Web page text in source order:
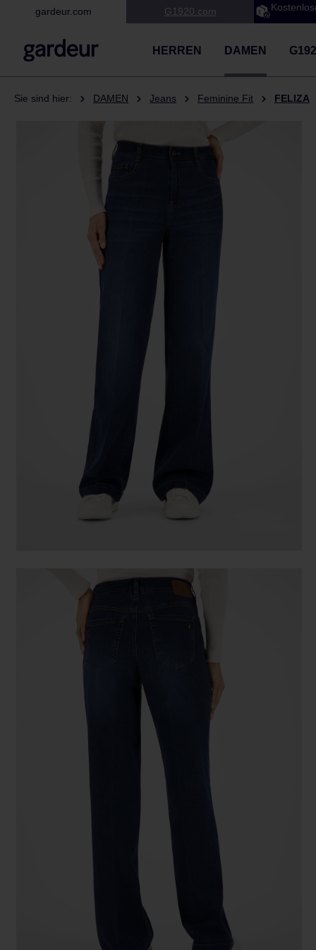
Hauptinhalt springen
Zur Suche springen
Zur Hauptnavigation springen
gardeur.com G1920.com
HERREN DAMEN
Sie sind hier: DAMEN Jeans Feminine Fit FELIZA